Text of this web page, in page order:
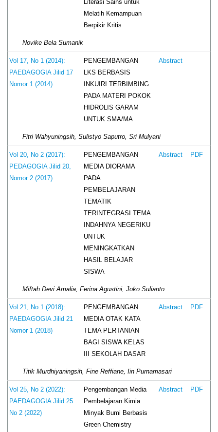
Literasi Sains untuk
Melatih Kemampuan
Berpikir Kritis
Novike Bela Sumanik
Vol 17, No 1 (2014):
PAEDAGOGIA Jilid 17
Nomor 1 (2014)
PENGEMBANGAN
LKS BERBASIS
INKUIRI TERBIMBING
PADA MATERI POKOK
HIDROLIS GARAM
UNTUK SMA/MA
Abstract
Fitri Wahyuningsih, Sulistyo Saputro, Sri Mulyani
Vol 20, No 2 (2017):
PEDAGOGIA Jilid 20,
Nomor 2 (2017)
PENGEMBANGAN
MEDIA DIORAMA
PADA
PEMBELAJARAN
TEMATIK
TERINTEGRASI TEMA
INDAHNYA NEGERIKU
UNTUK
MENINGKATKAN
HASIL BELAJAR
SISWA
Abstract PDF
Miftah Devi Amalia, Ferina Agustini, Joko Sulianto
Vol 21, No 1 (2018):
PAEDAGOGIA Jilid 21
Nomor 1 (2018)
PENGEMBANGAN
MEDIA OTAK KATA
TEMA PERTANIAN
BAGI SISWA KELAS
III SEKOLAH DASAR
Abstract PDF
Titik Murdhiyaningsih, Fine Reffiane, Iin Purnamasari
Vol 25, No 2 (2022):
PAEDAGOGIA Jilid 25
No 2 (2022)
Pengembangan Media
Pembelajaran Kimia
Minyak Bumi Berbasis
Green Chemistry
Abstract PDF